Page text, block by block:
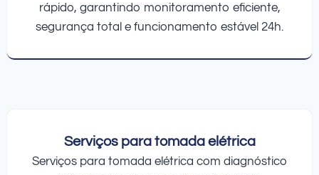
rápido, garantindo monitoramento eficiente,
segurança total e funcionamento estável 24h.
Serviços para tomada elétrica
Serviços para tomada elétrica com diagnóstico